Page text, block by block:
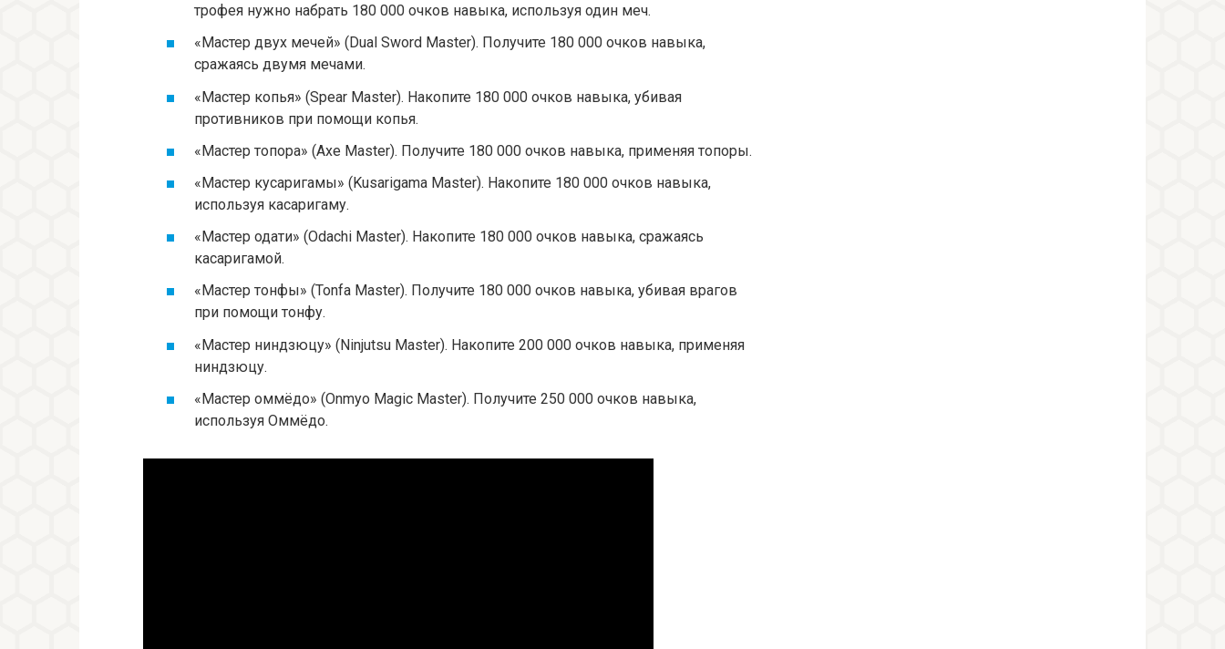
трофея нужно набрать 180 000 очков навыка, используя один меч.
«Мастер двух мечей» (Dual Sword Master). Получите 180 000 очков навыка,
сражаясь двумя мечами.
«Мастер копья» (Spear Master). Накопите 180 000 очков навыка, убивая
противников при помощи копья.
«Мастер топора» (Axe Master). Получите 180 000 очков навыка, применяя топоры.
«Мастер кусаригамы» (Kusarigama Master). Накопите 180 000 очков навыка,
используя касаригаму.
«Мастер одати» (Odachi Master). Накопите 180 000 очков навыка, сражаясь
касаригамой.
«Мастер тонфы» (Tonfa Master). Получите 180 000 очков навыка, убивая врагов
при помощи тонфу.
«Мастер ниндзюцу» (Ninjutsu Master). Накопите 200 000 очков навыка, применяя
ниндзюцу.
«Мастер оммёдо» (Onmyo Magic Master). Получите 250 000 очков навыка,
используя Оммёдо.